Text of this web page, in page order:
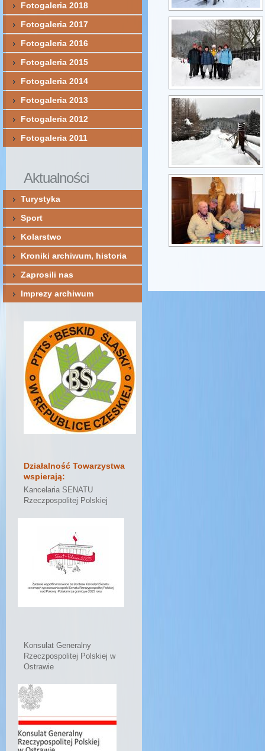
Fotogaleria 2018
Fotogaleria 2017
Fotogaleria 2016
Fotogaleria 2015
Fotogaleria 2014
Fotogaleria 2013
Fotogaleria 2012
Fotogaleria 2011
Aktualności
Turystyka
Sport
Kolarstwo
Kroniki archiwum, historia
Zaprosili nas
Imprezy archiwum
Działalność Towarzystwa
wspierają:
Kancelaria SENATU
Rzeczpospolitej Polskiej
Konsulat Generalny
Rzeczpospolitej Polskiej w
Ostrawie